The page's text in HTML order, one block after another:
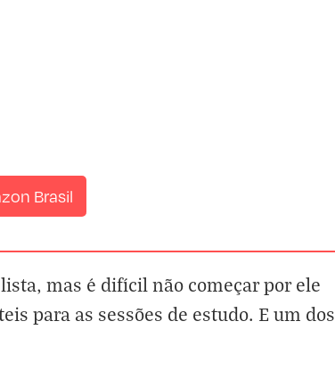
Brasil
mas é difícil não começar por ele
para as sessões de estudo. E um dos